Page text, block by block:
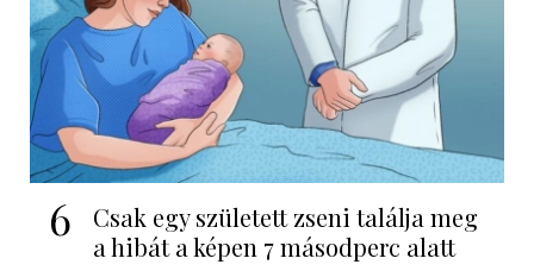
6
Csak egy született zseni találja meg
a hibát a képen 7 másodperc alatt